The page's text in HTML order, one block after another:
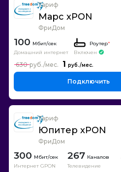
Тариф
Марс xPON
ФриДом
100
Домашний интернет
Роутер*
Включен
1
630
Подключить
Тариф
Юпитер xPON
ФриДом
300
Интернет GPON
267 Каналов
Телевидение